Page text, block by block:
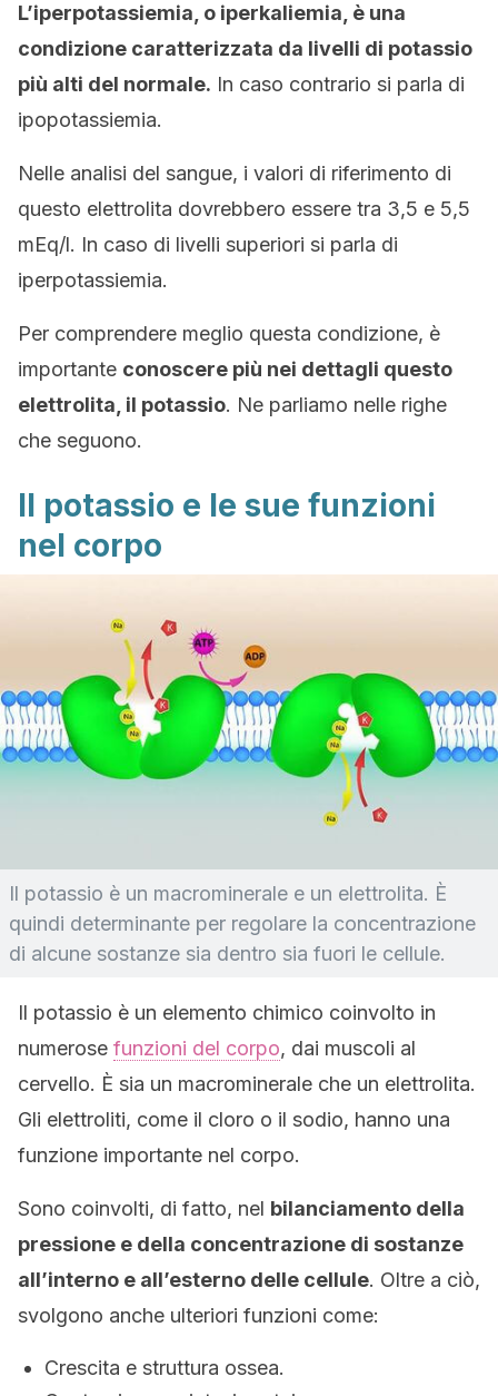
L’iperpotassiemia, o iperkaliemia, è una
condizione caratterizzata da livelli di potassio
più alti del normale. In caso contrario si parla di
ipopotassiemia.
Nelle analisi del sangue, i valori di riferimento di
questo elettrolita dovrebbero essere tra 3,5 e 5,5
mEq/l. In caso di livelli superiori si parla di
iperpotassiemia.
Per comprendere meglio questa condizione, è
importante conoscere più nei dettagli questo
elettrolita, il potassio. Ne parliamo nelle righe
che seguono.
Il potassio e le sue funzioni
nel corpo
Il potassio è un macrominerale e un elettrolita. È
quindi determinante per regolare la concentrazione
di alcune sostanze sia dentro sia fuori le cellule.
Il potassio è un elemento chimico coinvolto in
numerose funzioni del corpo, dai muscoli al
cervello. È sia un macrominerale che un elettrolita.
Gli elettroliti, come il cloro o il sodio, hanno una
funzione importante nel corpo.
Sono coinvolti, di fatto, nel bilanciamento della
pressione e della concentrazione di sostanze
all’interno e all’esterno delle cellule. Oltre a ciò,
svolgono anche ulteriori funzioni come:
Crescita e struttura ossea.